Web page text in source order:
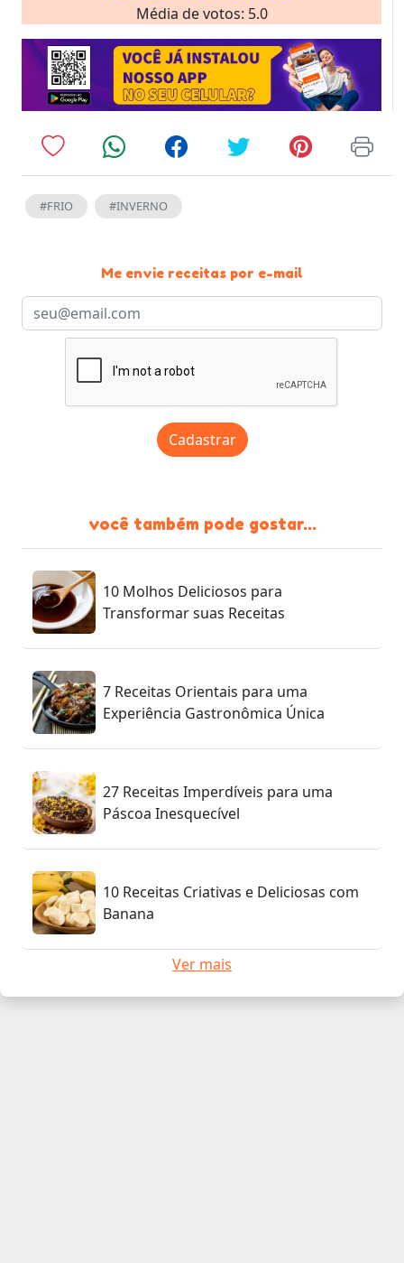
Média de votos: 5.0
#FRIO #INVERNO
Me envie receitas por e-mail
Cadastrar
você também pode gostar...
10 Molhos Deliciosos para
Transformar suas Receitas
7 Receitas Orientais para uma
Experiência Gastronômica Única
27 Receitas Imperdíveis para uma
Páscoa Inesquecível
10 Receitas Criativas e Deliciosas com
Banana
Ver mais